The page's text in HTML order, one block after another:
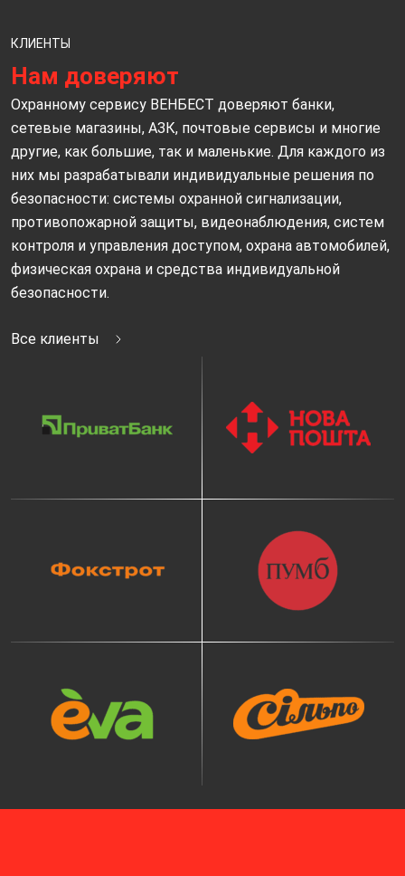
КЛИЕНТЫ
Нам доверяют
Охранному сервису ВЕНБЕСТ доверяют банки,
сетевые магазины, АЗК, почтовые сервисы и многие
другие, как большие, так и маленькие. Для каждого из
них мы разрабатывали индивидуальные решения по
безопасности: системы охранной сигнализации,
противопожарной защиты, видеонаблюдения, систем
контроля и управления доступом, охрана автомобилей,
физическая охрана и средства индивидуальной
безопасности.
Все клиенты